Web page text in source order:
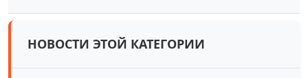
НОВОСТИ ЭТОЙ КАТЕГОРИИ